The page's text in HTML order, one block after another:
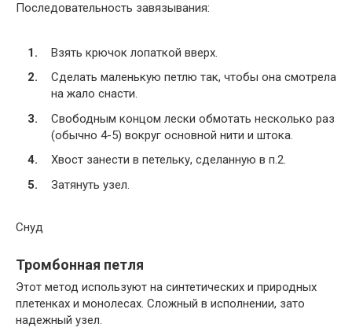
Последовательность завязывания:
Взять крючок лопаткой вверх.
Сделать маленькую петлю так, чтобы она смотрела
на жало снасти.
Свободным концом лески обмотать несколько раз
(обычно 4-5) вокруг основной нити и штока.
Хвост занести в петельку, сделанную в п.2.
Затянуть узел.
Снуд
Тромбонная петля
Этот метод используют на синтетических и природных
плетенках и монолесах. Сложный в исполнении, зато
надежный узел.